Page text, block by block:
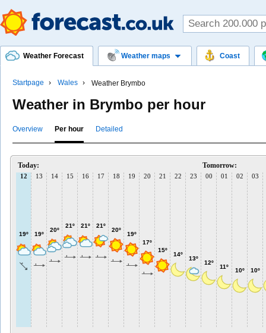
Weather Forecast Weather maps Coast
Startpage Wales Weather Brymbo
Weather in Brymbo per hour
Overview Per hour Detailed
Today:
12
19º
13
19º
14
20º
15
21º
16
21º
17
21º
18
20º
19
19º
20
17º
21
15º
22
14º
23
13º
Tomorrow:
00
12º
01
11º
02
10º
03
10º